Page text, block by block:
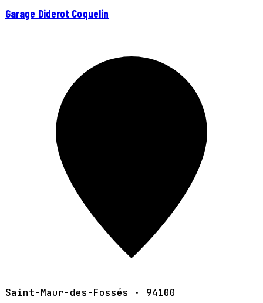
Garage Diderot Coquelin
Saint-Maur-des-Fossés · 94100